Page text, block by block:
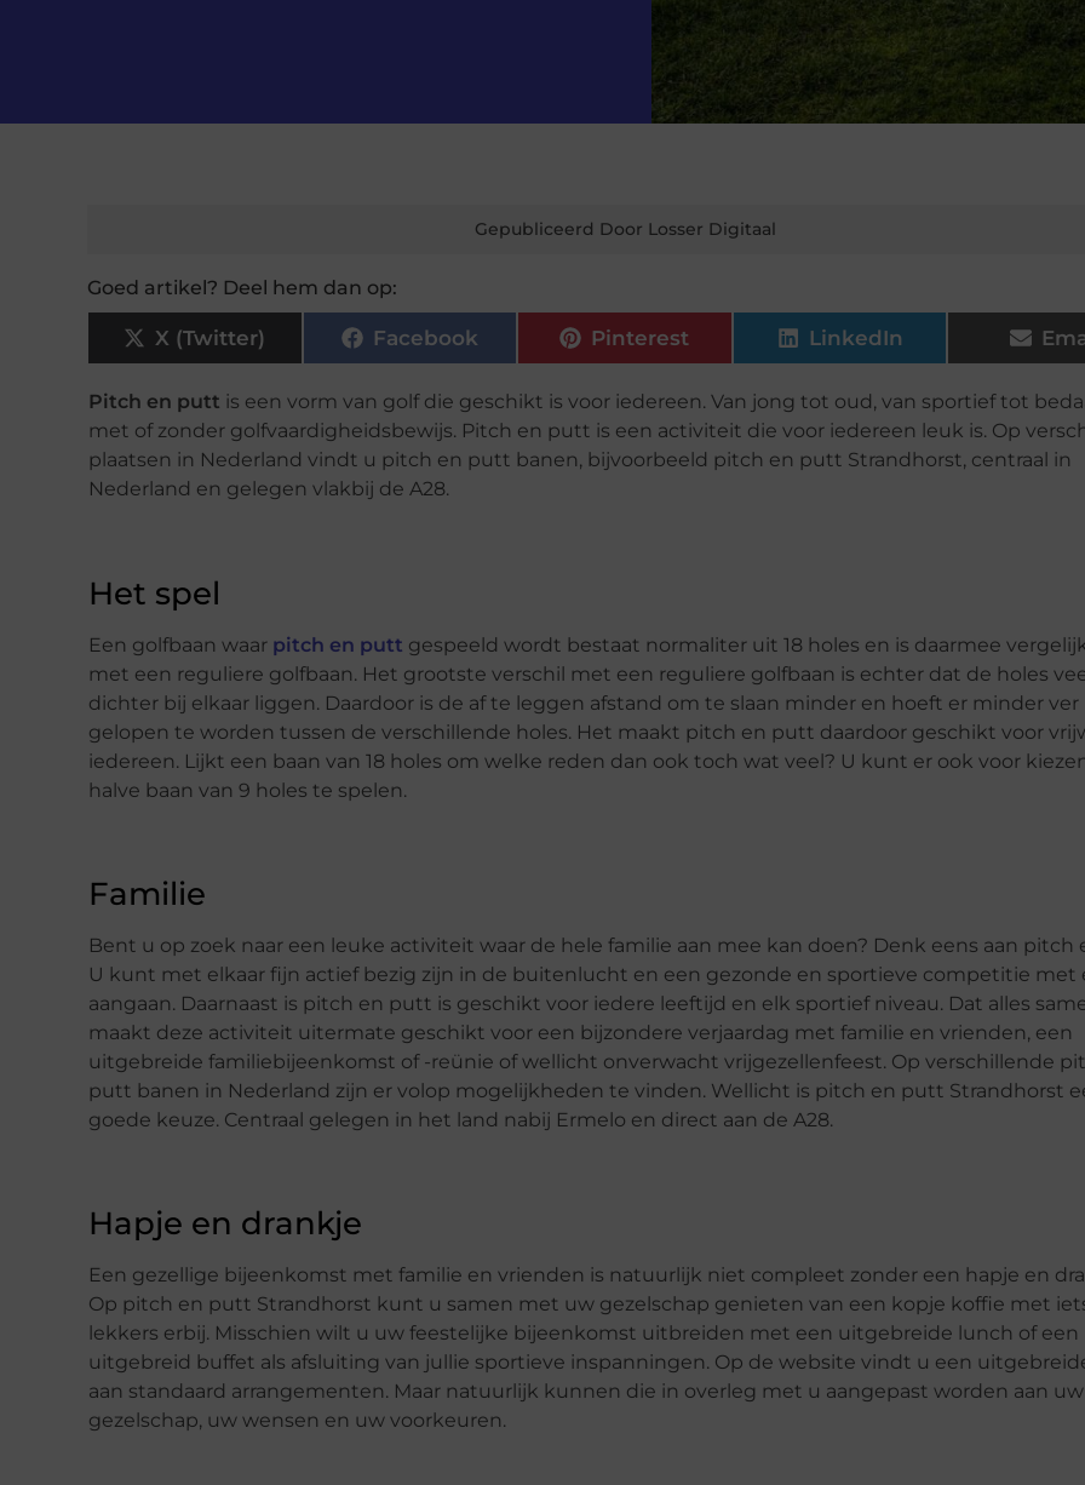
Gepubliceerd Door Losser Digitaal
Goed artikel? Deel hem dan op:
X (Twitter) Facebook Pinterest LinkedIn
Pitch en putt is een vorm van golf die geschikt is voor iedereen. Van jong tot oud, van sportief tot
met of zonder golfvaardigheidsbewijs. Pitch en putt is een activiteit die voor iedereen leuk is. Op
plaatsen in Nederland vindt u pitch en putt banen, bijvoorbeeld pitch en putt Strandhorst, centraal in
Nederland en gelegen vlakbij de A28.
Het spel
Een golfbaan waar pitch en putt gespeeld wordt bestaat normaliter uit 18 holes en is daarmee
met een reguliere golfbaan. Het grootste verschil met een reguliere golfbaan is echter dat de holes
dichter bij elkaar liggen. Daardoor is de af te leggen afstand om te slaan minder en hoeft er minder ver
gelopen te worden tussen de verschillende holes. Het maakt pitch en putt daardoor geschikt voor
iedereen. Lijkt een baan van 18 holes om welke reden dan ook toch wat veel? U kunt er ook voor
halve baan van 9 holes te spelen.
Familie
Bent u op zoek naar een leuke activiteit waar de hele familie aan mee kan doen? Denk eens aan pitch
U kunt met elkaar fijn actief bezig zijn in de buitenlucht en een gezonde en sportieve competitie met
aangaan. Daarnaast is pitch en putt is geschikt voor iedere leeftijd en elk sportief niveau. Dat alles
maakt deze activiteit uitermate geschikt voor een bijzondere verjaardag met familie en vrienden, een
uitgebreide familiebijeenkomst of -reünie of wellicht onverwacht vrijgezellenfeest. Op verschillende
putt banen in Nederland zijn er volop mogelijkheden te vinden. Wellicht is pitch en putt Strandhorst
goede keuze. Centraal gelegen in het land nabij Ermelo en direct aan de A28.
Hapje en drankje
Een gezellige bijeenkomst met familie en vrienden is natuurlijk niet compleet zonder een hapje en
Op pitch en putt Strandhorst kunt u samen met uw gezelschap genieten van een kopje koffie met
lekkers erbij. Misschien wilt u uw feestelijke bijeenkomst uitbreiden met een uitgebreide lunch of een
uitgebreid buffet als afsluiting van jullie sportieve inspanningen. Op de website vindt u een
aan standaard arrangementen. Maar natuurlijk kunnen die in overleg met u aangepast worden aan uw
gezelschap, uw wensen en uw voorkeuren.